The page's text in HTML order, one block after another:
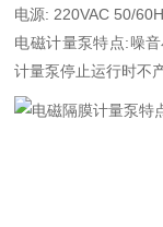
电源: 220VAC 50/
电磁计量泵特点:噪
计量泵停止运行时不